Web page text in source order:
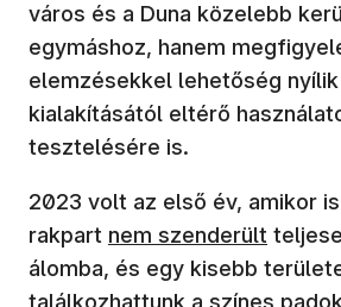
város és a Duna közelebb
egymáshoz, hanem
elemzésekkel lehetőség
kialakításától eltérő
tesztelésére is.
2023 volt az első év, amikor
rakpart (új ablakban nyílik
nem szenderült
álomba, és egy kisebb
találkozhattunk a színes